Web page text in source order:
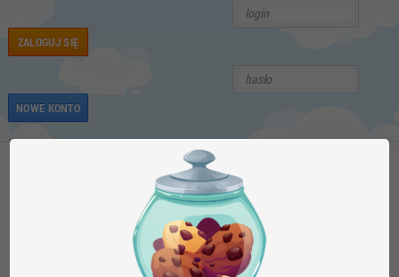
ZALOGUJ SIĘ
NOWE KONTO
Minecraft skin
bestwhiskers dla wersji: